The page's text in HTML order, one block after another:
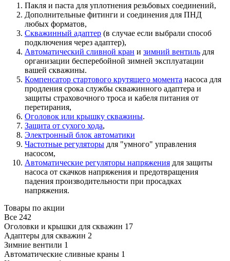
Пакля и паста для уплотнения резьбовых соединений,
Дополнительные фитинги и соединения для ПНД
любых форматов,
Скважинный адаптер (в случае если выбрали способ
подключения через адаптер),
Автоматический сливной кран и зимний вентиль для
организации бесперебойной зимней эксплуатации
вашей скважины.
Компенсатор стартового крутящего момента насоса для
продления срока службы скважинного адаптера и
защиты страховочного троса и кабеля питания от
перетирания,
Оголовок или крышку скважины.
Защита от сухого хода,
Электронный блок автоматики
Частотные регуляторы для "умного" управления
насосом,
Автоматические регуляторы напряжения для защиты
насоса от скачков напряжения и предотвращения
падения производительности при просадках
напряжения.
Товары по акции
Все 242
Оголовки и крышки для скважин 17
Адаптеры для скважин 2
Зимние вентили 1
Автоматические сливные краны 1